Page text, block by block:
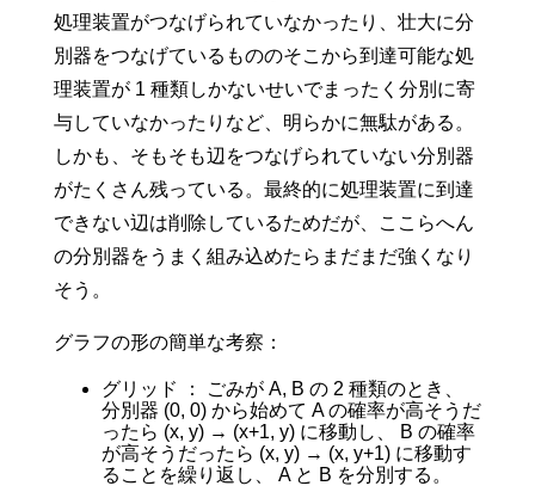
処理装置がつなげられていなかったり、壮大に分
別器をつなげているもののそこから到達可能な処
理装置が 1 種類しかないせいでまったく分別に寄
与していなかったりなど、明らかに無駄がある。
しかも、そもそも辺をつなげられていない分別器
がたくさん残っている。最終的に処理装置に到達
できない辺は削除しているためだが、ここらへん
の分別器をうまく組み込めたらまだまだ強くなり
そう。
グラフの形の簡単な考察：
グリッド ： ごみが A, B の 2 種類のとき、
分別器 (0, 0) から始めて A の確率が高そうだ
ったら (x, y) → (x+1, y) に移動し、 B の確率
が高そうだったら (x, y) → (x, y+1) に移動す
ることを繰り返し、 A と B を分別する。